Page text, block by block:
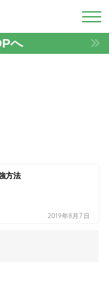
へ
方法
2019年8月7日